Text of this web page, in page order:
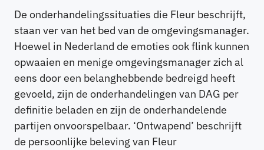
De onderhandelingssituaties die Fleur beschrijft,
staan ver van het bed van de omgevingsmanager.
Hoewel in Nederland de emoties ook flink kunnen
opwaaien en menige omgevingsmanager zich al
eens door een belanghebbende bedreigd heeft
gevoeld, zijn de onderhandelingen van DAG per
definitie beladen en zijn de onderhandelende
partijen onvoorspelbaar. ‘Ontwapend’ beschrijft
de persoonlijke beleving van Fleur